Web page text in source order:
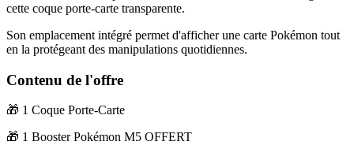
cette coque porte-carte transparente.
Son emplacement intégré permet d'afficher une carte Pokémon tout
en la protégeant des manipulations quotidiennes.
Contenu de l'offre
🎁 1 Coque Porte-Carte
🎁 1 Booster Pokémon M5 OFFERT